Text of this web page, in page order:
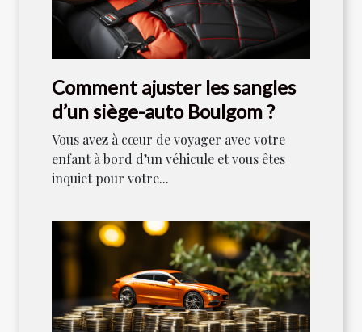
Comment ajuster les sangles
d’un siège-auto Boulgom ?
Vous avez à cœur de voyager avec votre
enfant à bord d’un véhicule et vous êtes
inquiet pour votre...